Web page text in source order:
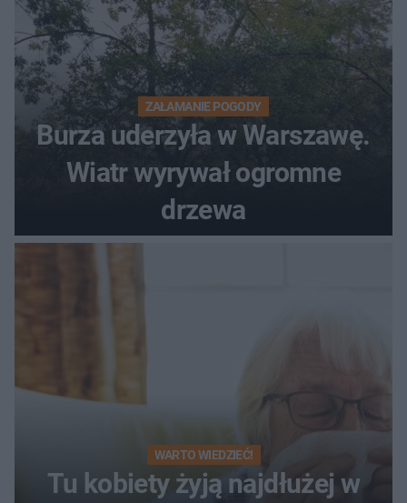
ZAŁAMANIE POGODY
Burza uderzyła w Warszawę.
Wiatr wyrywał ogromne
drzewa
WARTO WIEDZIEĆ!
Tu kobiety żyją najdłużej w